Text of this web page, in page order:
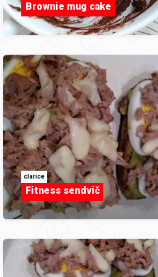
Brownie mug cake
clarice
Fitness sendvič